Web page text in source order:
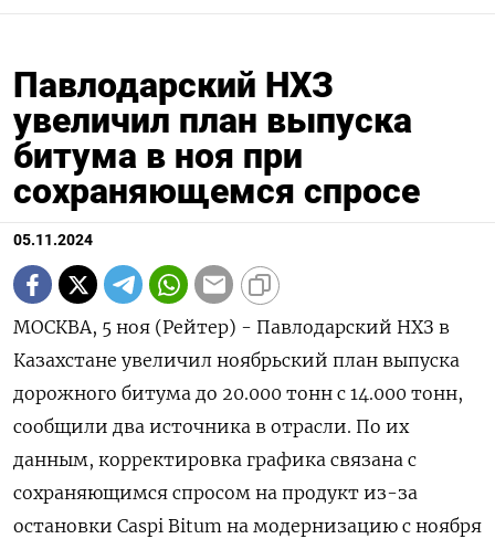
Павлодарский НХЗ
увеличил план выпуска
битума в ноя при
сохраняющемся спросе
05.11.2024
МОСКВА, 5 ноя (Рейтер) - Павлодарский НХЗ в
Казахстане увеличил ноябрьский план выпуска
дорожного битума до 20.000 тонн с 14.000 тонн,
сообщили два источника в отрасли. По их
данным, корректировка графика связана с
сохраняющимся спросом на продукт из-за
остановки Caspi Bitum на модернизацию с ноября